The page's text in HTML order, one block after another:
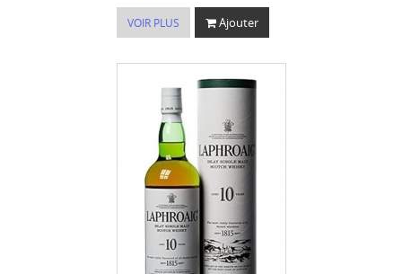
VOIR PLUS Ajouter